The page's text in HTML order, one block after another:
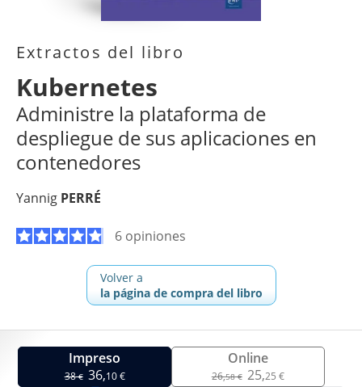
Extractos del libro
Kubernetes
Administre la plataforma de
despliegue de sus aplicaciones en
contenedores
Yannig PERRÉ
6 opiniones
Volver a
la página de compra del libro
Impreso
38€ 36,10 €
Online
26,58 € 25,25 €